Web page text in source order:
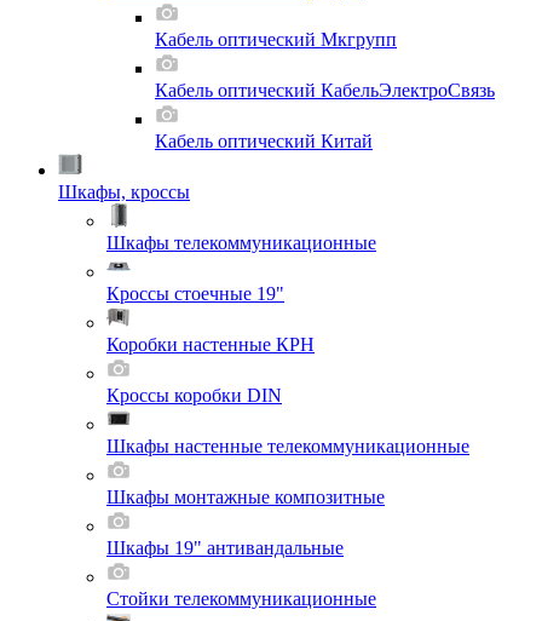
Кабель оптический Мкгрупп
Кабель оптический КабельЭлектроСвязь
Кабель оптический Китай
Шкафы, кроссы
Шкафы телекоммуникационные
Кроссы стоечные 19"
Коробки настенные КРН
Кроссы коробки DIN
Шкафы настенные телекоммуникационные
Шкафы монтажные композитные
Шкафы 19" антивандальные
Стойки телекоммуникационные